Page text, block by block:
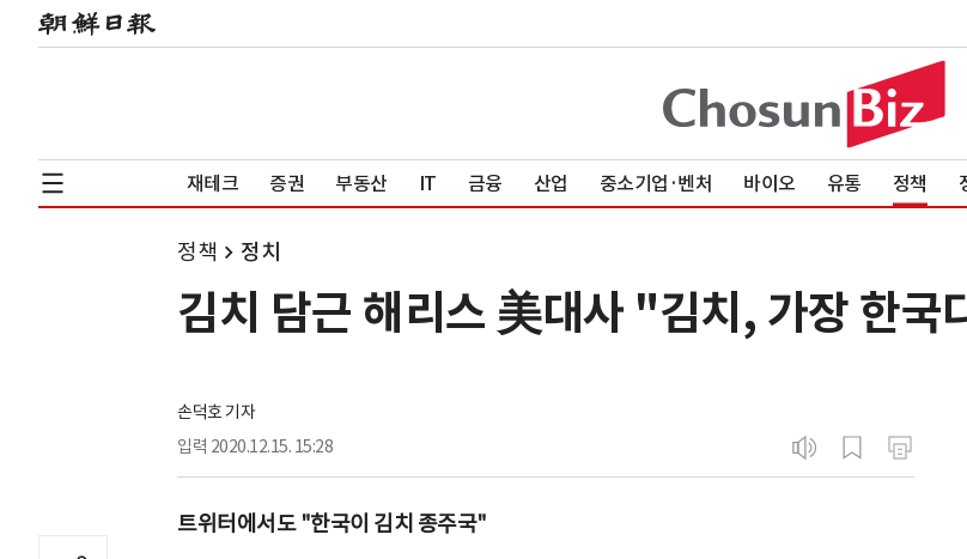
재테크 증권 부동산 IT 금융 산업 중소기업·벤처 바이오 유통 정책
정책 정치
김치 담근 해리스 美대사 "김치, 가장 한
손덕호 기자
입력 2020.12.15. 15:28
트위터에서도 "한국이 김치 종주국"